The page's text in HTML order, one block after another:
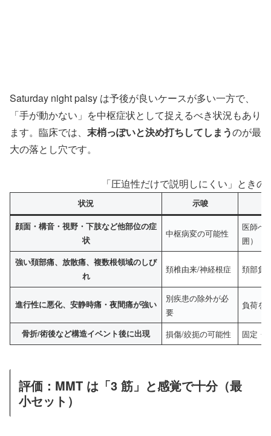
Saturday night palsy は予後が良いケースが多い一方で、
「手が動かない」を中枢症状として捉えるべき状況もあり
ます。臨床では、 末梢っぽいと決め打ちしてしまうのが最
大の落とし穴です。
「圧迫性だけで説明しにくい」とき
状況 示唆
顔面・構音・視野・下肢など他部位の症
状
中枢病変の可能性
医師へ
囲）
強い頚部痛、放散痛、複数根領域のしび
れ
頚椎由来/神経根症 頚部負
進行性に悪化、安静時痛・夜間痛が強い
別疾患の除外が必
要
負荷を
骨折/術後など構造イベント後に出現 損傷/絞扼の可能性 固定・
評価：MMT は「3 筋」と感覚で十分（最
小セット）